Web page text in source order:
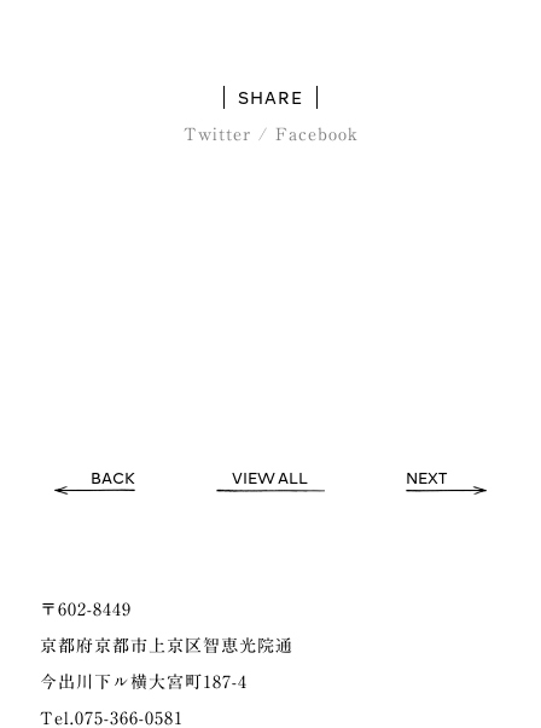
SHARE
Twitter / Facebook
BACK VIEW ALL NEXT
〒602-8449
京都府京都市上京区智恵光院通
今出川下ル横大宮町187-4
Tel.075-366-0581